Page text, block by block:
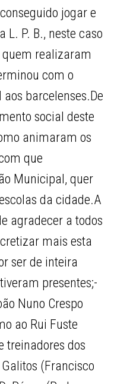
jogar e
P. B., neste caso
quem realizaram
com o
barcelenses.De
social deste
animaram os
que
Municipal, quer
da cidade.A
agradecer a todos
mais esta
ser de inteira
presentes;-
Nuno Crespo
ao Rui Fuste
treinadores dos
(Francisco